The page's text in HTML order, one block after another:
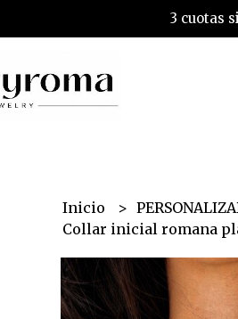
3 cuotas
Inicio
Collar inicial romana